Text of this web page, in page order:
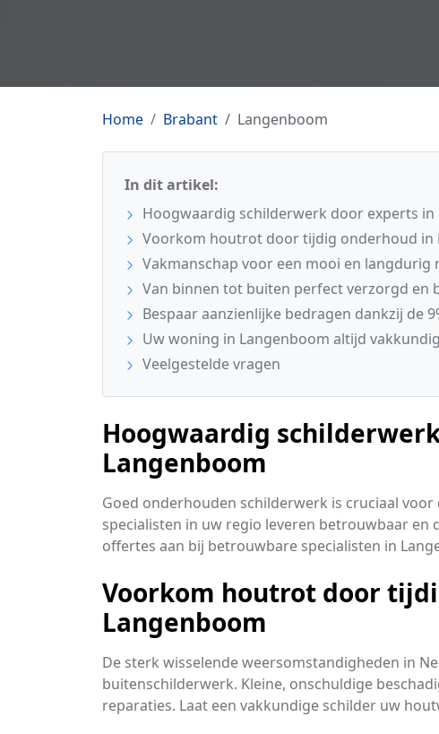
Home Brabant Langenboom
In dit artikel:
Hoogwaardig schilderwerk door experts in
Voorkom houtrot door tijdig onderhoud in
Vakmanschap voor een mooi en langdurig
Van binnen tot buiten perfect verzorgd en
Bespaar aanzienlijke bedragen dankzij de
Uw woning in Langenboom altijd
Veelgestelde vragen
Hoogwaardig
Langenboom
Goed onderhouden schilderwerk is cruciaal
specialisten in uw regio leveren betrouwbaar
offertes aan bij betrouwbare specialisten in
Voorkom houtrot door
Langenboom
De sterk wisselende weersomstandigheden in
buitenschilderwerk. Kleine, onschuldige
reparaties. Laat een vakkundige schilder uw